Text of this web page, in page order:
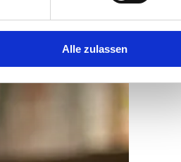
Alle zulassen